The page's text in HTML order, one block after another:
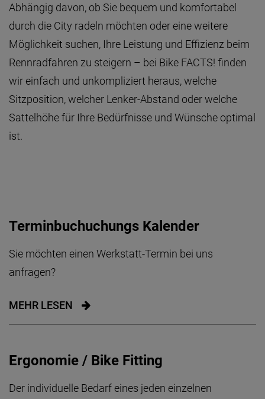
Abhängig davon, ob Sie bequem und komfortabel
durch die City radeln möchten oder eine weitere
Möglichkeit suchen, Ihre Leistung und Effizienz beim
Rennradfahren zu steigern – bei Bike FACTS! finden
wir einfach und unkompliziert heraus, welche
Sitzposition, welcher Lenker-Abstand oder welche
Sattelhöhe für Ihre Bedürfnisse und Wünsche optimal
ist.
Terminbuchuchungs Kalender
Sie möchten einen Werkstatt-Termin bei uns
anfragen?
MEHR LESEN
Ergonomie / Bike Fitting
Der individuelle Bedarf eines jeden einzelnen